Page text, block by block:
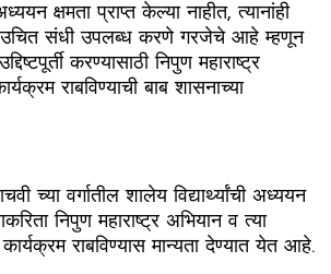
अध्ययन क्षमता प्राप्त केल्या नाहीत, त्यानांही
उचित संधी उपलब्ध करणे गरजेचे आहे म्हणून
करण्यासाठी निपुण महाराष्ट्र
राबविण्याची बाब शासनाच्या
च्या वर्गातील शालेय विद्यार्थ्यांची अध्ययन
निपुण महाराष्ट्र अभियान व त्या
राबविण्यास मान्यता देण्यात येत आहे.